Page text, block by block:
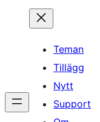
Teman
Tillägg
Nytt
Support